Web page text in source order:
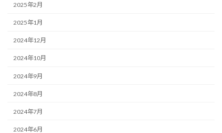
2025年2月
2025年1月
2024年12月
2024年10月
2024年9月
2024年8月
2024年7月
2024年6月